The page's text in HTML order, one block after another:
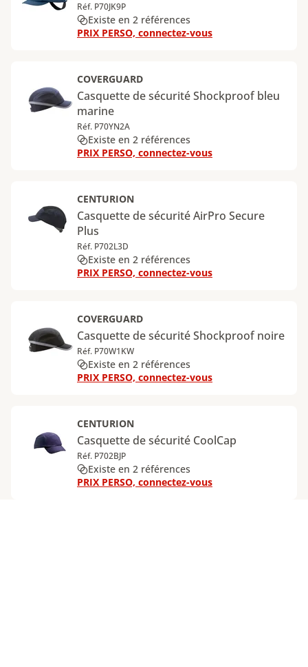
Réf. P70JK9P
Existe en 2 références
PRIX PERSO, connectez-vous
COVERGUARD
Casquette de sécurité Shockproof bleu
marine
Réf. P70YN2A
Existe en 2 références
PRIX PERSO, connectez-vous
CENTURION
Casquette de sécurité AirPro Secure
Plus
Réf. P702L3D
Existe en 2 références
PRIX PERSO, connectez-vous
COVERGUARD
Casquette de sécurité Shockproof noire
Réf. P70W1KW
Existe en 2 références
PRIX PERSO, connectez-vous
CENTURION
Casquette de sécurité CoolCap
Réf. P702BJP
Existe en 2 références
PRIX PERSO, connectez-vous